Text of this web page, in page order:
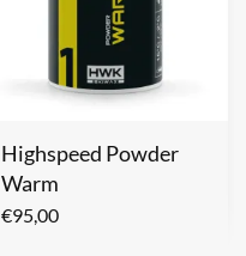
Highspeed Powder
Warm
€95,00